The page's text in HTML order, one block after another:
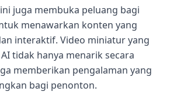
juga membuka peluang bagi
menawarkan konten yang
interaktif. Video miniatur yang
tidak hanya menarik secara
memberikan pengalaman yang
bagi penonton.